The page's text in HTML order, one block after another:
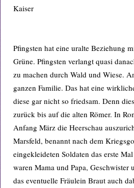
Kaiser
Pfingsten hat eine uralte Beziehung
Grüne. Pfingsten verlangt quasi
zu machen durch Wald und Wiese.
ganzen Familie. Das hat eine
diese gar nicht so friedsam. Denn
zurück bis auf die alten Römer. In
Anfang März die Heerschau
Marsfeld, benannt nach dem
eingekleideten Soldaten das erste
waren Mama und Papa, Geschwister
das eventuelle Fräulein Braut auch